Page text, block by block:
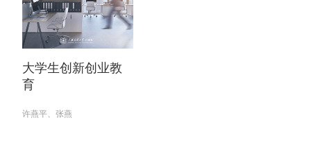
大学生创新创业教
育
许燕平、张燕